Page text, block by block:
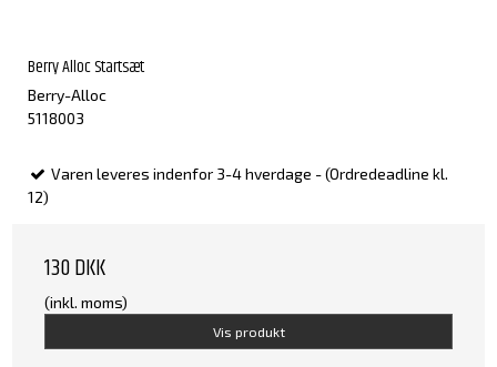
Berry Alloc Startsæt
Berry-Alloc
5118003
Varen leveres indenfor 3-4 hverdage - (Ordredeadline kl.
12)
130 DKK
(inkl. moms)
Vis produkt